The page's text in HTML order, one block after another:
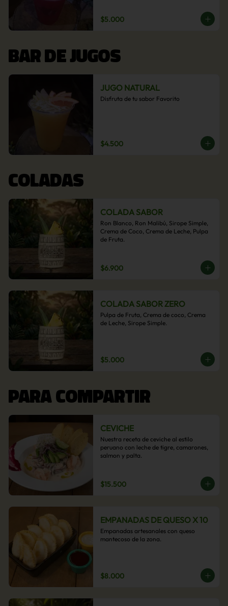
$5.000
BAR DE JUGOS
JUGO NATURAL
Disfruta de tu sabor Favorito
$4.500
COLADAS
COLADA SABOR
Ron Blanco, Ron Malibú, Sirope Simple,
Crema de Coco, Crema de Leche, Pulpa
de Fruta.
$6.900
COLADA SABOR ZERO
Pulpa de Fruta, Crema de coco, Crema
de Leche, Sirope Simple.
$5.000
PARA COMPARTIR
CEVICHE
Nuestra receta de ceviche al estilo
peruano con leche de tigre, camarones,
salmon y palta.
$15.500
EMPANADAS DE QUESO X 10
Empanadas artesanales con queso
mantecoso de la zona.
$8.000